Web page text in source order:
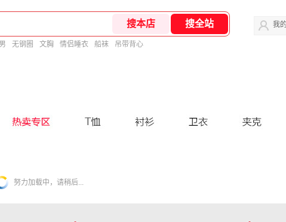
无钢圈 文胸 情侣睡衣 船袜 吊带背心
我
努力加载中，请稍后...